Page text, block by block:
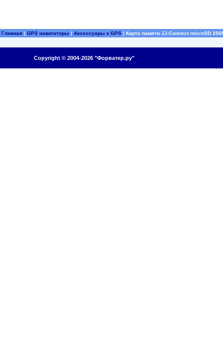
Главная ¦ GPS навигаторы ¦ Аксессуары к GPS ¦ Карта памяти JJ-Connect microSD
Copyright © 2004-2026 "Форватер.ру"